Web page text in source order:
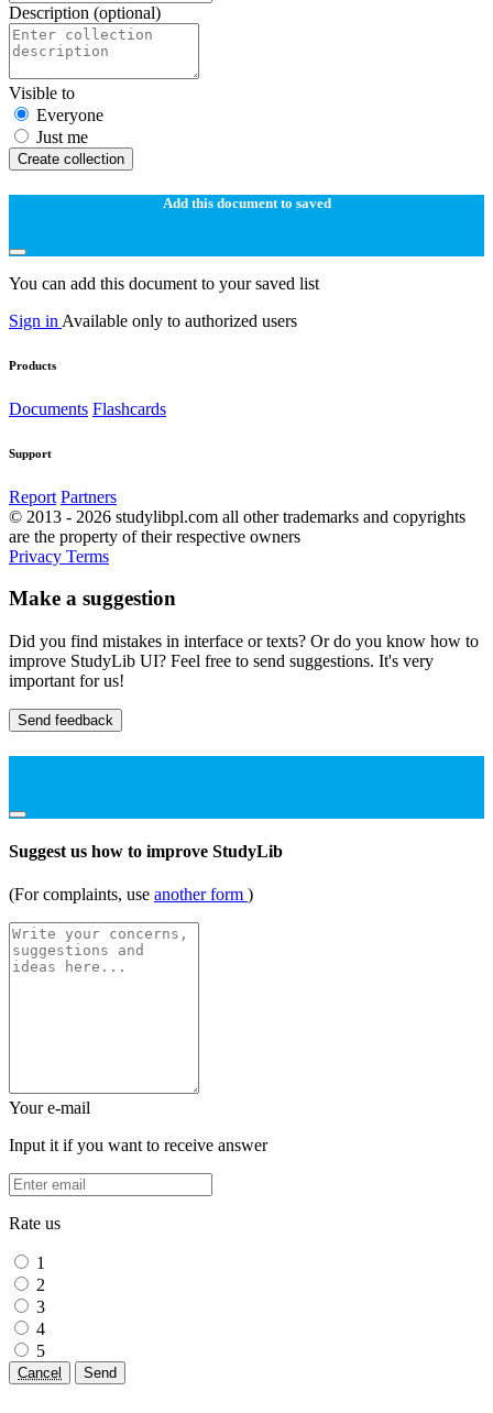
Description (optional)
Visible to
Everyone
Just me
Create collection
Add this document to saved
You can add this document to your saved list
Sign in Available only to authorized users
Products
Documents Flashcards
Support
Report Partners
© 2013 - 2026 studylibpl.com all other trademarks and copyrights
are the property of their respective owners
Privacy Terms
Make a suggestion
Did you find mistakes in interface or texts? Or do you know how to
improve StudyLib UI? Feel free to send suggestions. It's very
important for us!
Send feedback
Suggest us how to improve StudyLib
(For complaints, use another form )
Your e-mail
Input it if you want to receive answer
Rate us
1
2
3
4
5
Cancel Send